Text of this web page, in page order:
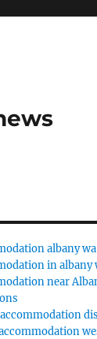
albany wa
in albany
near